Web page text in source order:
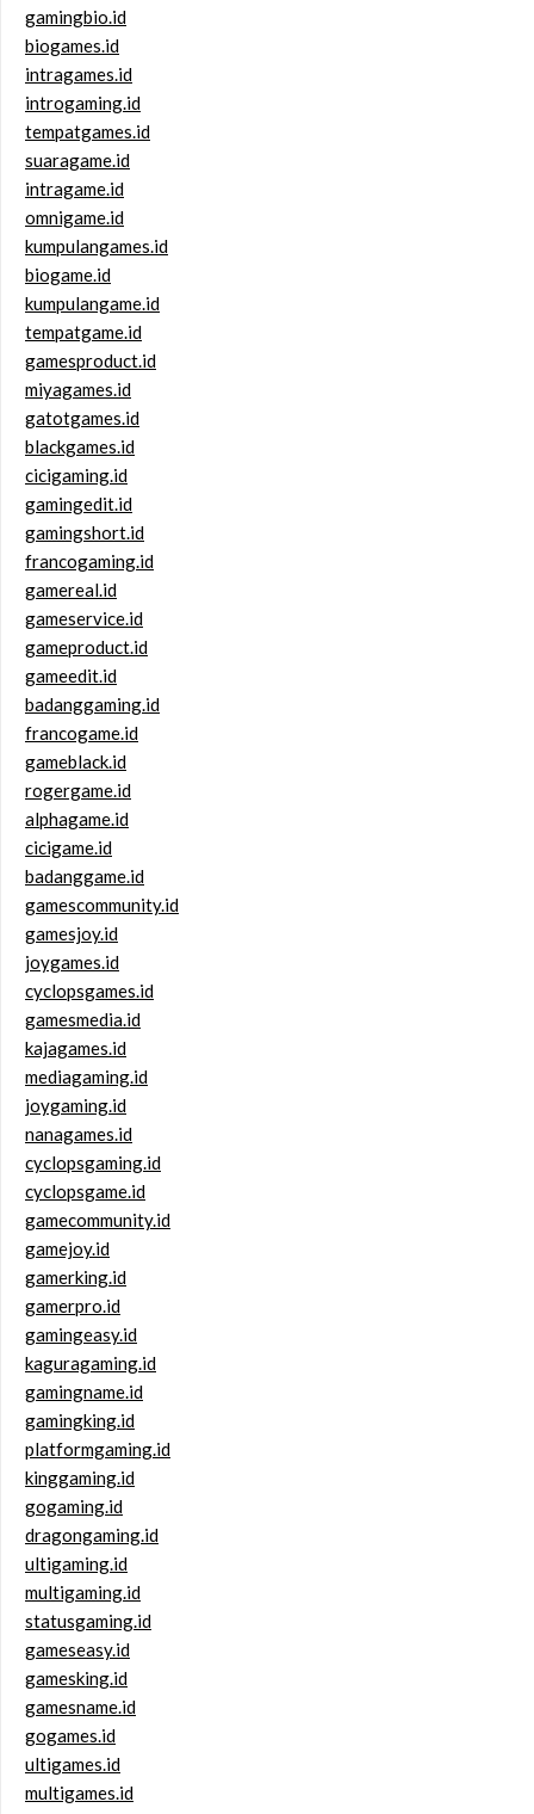
gamingbio.id
biogames.id
intragames.id
introgaming.id
tempatgames.id
suaragame.id
intragame.id
omnigame.id
kumpulangames.id
biogame.id
kumpulangame.id
tempatgame.id
gamesproduct.id
miyagames.id
gatotgames.id
blackgames.id
cicigaming.id
gamingedit.id
gamingshort.id
francogaming.id
gamereal.id
gameservice.id
gameproduct.id
gameedit.id
badanggaming.id
francogame.id
gameblack.id
rogergame.id
alphagame.id
cicigame.id
badanggame.id
gamescommunity.id
gamesjoy.id
joygames.id
cyclopsgames.id
gamesmedia.id
kajagames.id
mediagaming.id
joygaming.id
nanagames.id
cyclopsgaming.id
cyclopsgame.id
gamecommunity.id
gamejoy.id
gamerking.id
gamerpro.id
gamingeasy.id
kaguragaming.id
gamingname.id
gamingking.id
platformgaming.id
kinggaming.id
gogaming.id
dragongaming.id
ultigaming.id
multigaming.id
statusgaming.id
gameseasy.id
gamesking.id
gamesname.id
gogames.id
ultigames.id
multigames.id